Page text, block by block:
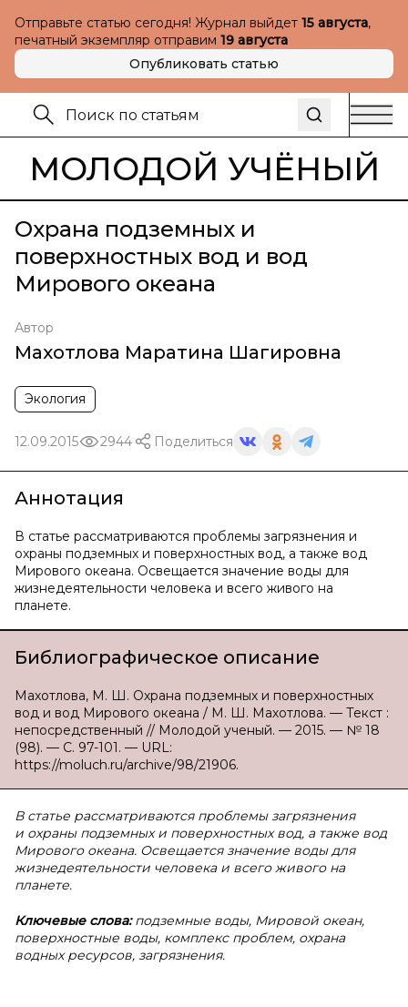
Отправьте статью сегодня! Журнал выйдет 15 августа,
печатный экземпляр отправим 19 августа
Опубликовать статью
МОЛОДОЙ УЧЁНЫЙ
Охрана подземных и
поверхностных вод и вод
Мирового океана
Автор
Махотлова Маратина Шагировна
Экология
12.09.2015 2944 Поделиться
Аннотация
В статье рассматриваются проблемы загрязнения и
охраны подземных и поверхностных вод, а также вод
Мирового океана. Освещается значение воды для
жизнедеятельности человека и всего живого на
планете.
Библиографическое описание
Махотлова, М. Ш. Охрана подземных и поверхностных
вод и вод Мирового океана / М. Ш. Махотлова. — Текст :
непосредственный // Молодой ученый. — 2015. — № 18
(98). — С. 97-101. — URL:
https://moluch.ru/archive/98/21906.
В статье рассматриваются проблемы загрязнения
и охраны подземных и поверхностных вод, а также вод
Мирового океана. Освещается значение воды для
жизнедеятельности человека и всего живого на
планете.
Ключевые слова: подземные воды, Мировой океан,
поверхностные воды, комплекс проблем, охрана
водных ресурсов, загрязнения.